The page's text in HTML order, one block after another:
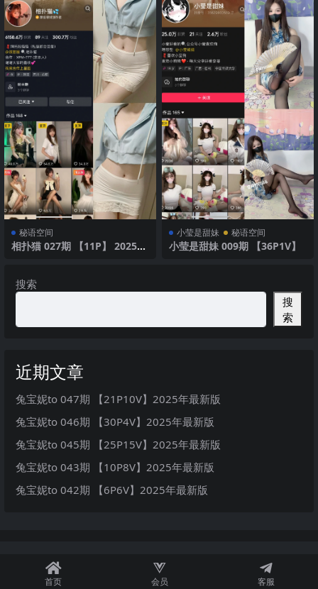
秘语空间
相扑猫 027期 【11P】 2025年
小莹是甜妹 秘语空间
小莹是甜妹 009期 【36P1V】
搜索
搜
索
近期文章
兔宝妮to 047期 【21P10V】2025年最新版
兔宝妮to 046期 【30P4V】2025年最新版
兔宝妮to 045期 【25P15V】2025年最新版
兔宝妮to 043期 【10P8V】2025年最新版
兔宝妮to 042期 【6P6V】2025年最新版
首页 会员 客服